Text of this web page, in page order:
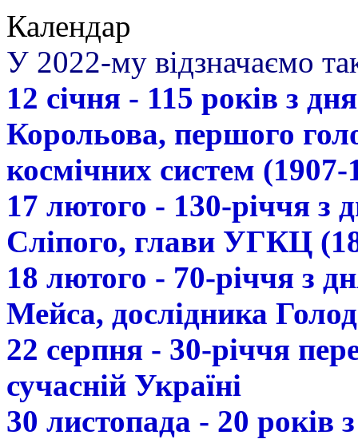
Календар
У 2022-му відзначаємо
12 січня - 115 років з
Корольова, першого
космічних систем (1907-
17 лютого - 130-річчя з
Сліпого, глави УГКЦ
18 лютого - 70-річчя з
Мейса, дослідника
22 серпня - 30-річчя
сучасній Україні
30 листопада - 20 років